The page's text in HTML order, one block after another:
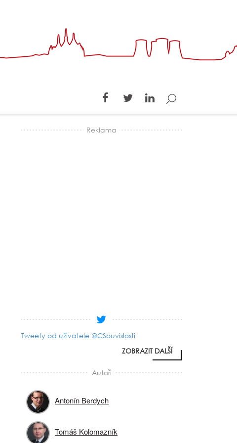
Reklama
Tweety od uživatele @CSouvislosti
ZOBRAZIT DALŠÍ
Autoři
Antonín Berdych
Tomáš Kolomazník